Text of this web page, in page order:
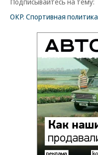
ОКР. Спортивная политика